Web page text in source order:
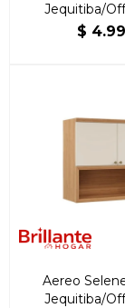
Jequitiba/
$
Aereo
Jequitiba/